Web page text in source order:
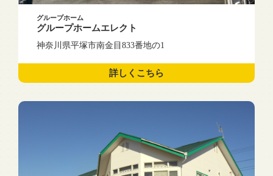
グループホーム
グループホームエレクト
神奈川県平塚市南金目833番地の1
詳しくこちら